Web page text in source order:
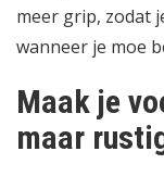
meer grip, zodat
wanneer je moe
Maak je
maar